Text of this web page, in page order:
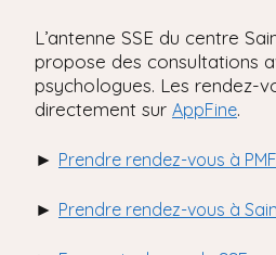
L’antenne SSE du centre
propose des consultations
psychologues. Les rendez-
directement sur AppFine.
► Prendre rendez-vous à PMF
► Prendre rendez-vous à